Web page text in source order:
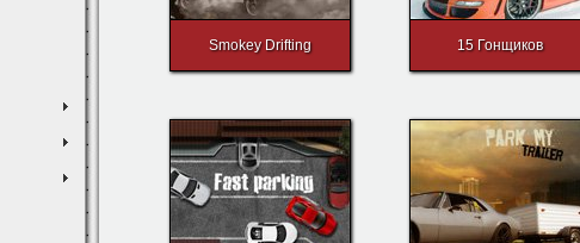
Smokey Drifting 15 Гонщиков